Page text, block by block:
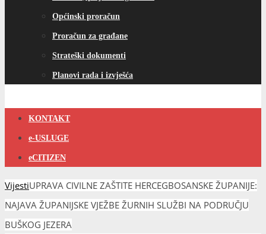
Općinski proračun
Proračun za građane
Strateški dokumenti
Planovi rada i izvješća
KONTAKT
e-USLUGE
eCITIZEN
VijestiUPRAVA CIVILNE ZAŠTITE HERCEGBOSANSKE ŽUPANIJE:
NAJAVA ŽUPANIJSKE VJEŽBE ŽURNIH SLUŽBI NA PODRUČJU
BUŠKOG JEZERA